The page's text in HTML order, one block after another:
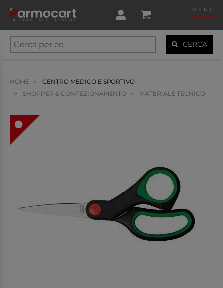
MENU
CERCA
HOME
CENTRO MEDICO E SPORTIVO
SHOPPER & CONFEZIONAMENTO
MATERIALE TECNICO